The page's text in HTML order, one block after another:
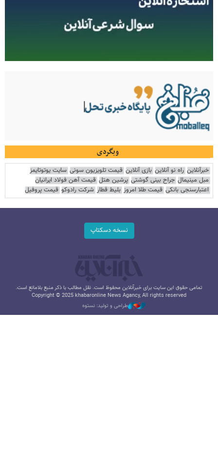
وبگردی
خبرآنلاین راه نو آنلاین بازی آنلاین قیمت تلویزیون سونی سایت یوتوتایمز
مبل مینیمال جراح بینی گوشتی پرشین هتل قیمت آهن فولاد ایرانیان
اعتبارسنجی بانکی قیمت طلا امروز بلیط قطار شرکت رادوکو قیمت پروفیل
نسخه دسکتاپ
تمامی حقوق این سایت برای خبرآنلاین محفوظ است. نقل مطالب با ذکر منبع بلامانع است.
Copyright © 2025 khabaronline News Agancy, All rights reserved
طراحی و تولید: نستوه